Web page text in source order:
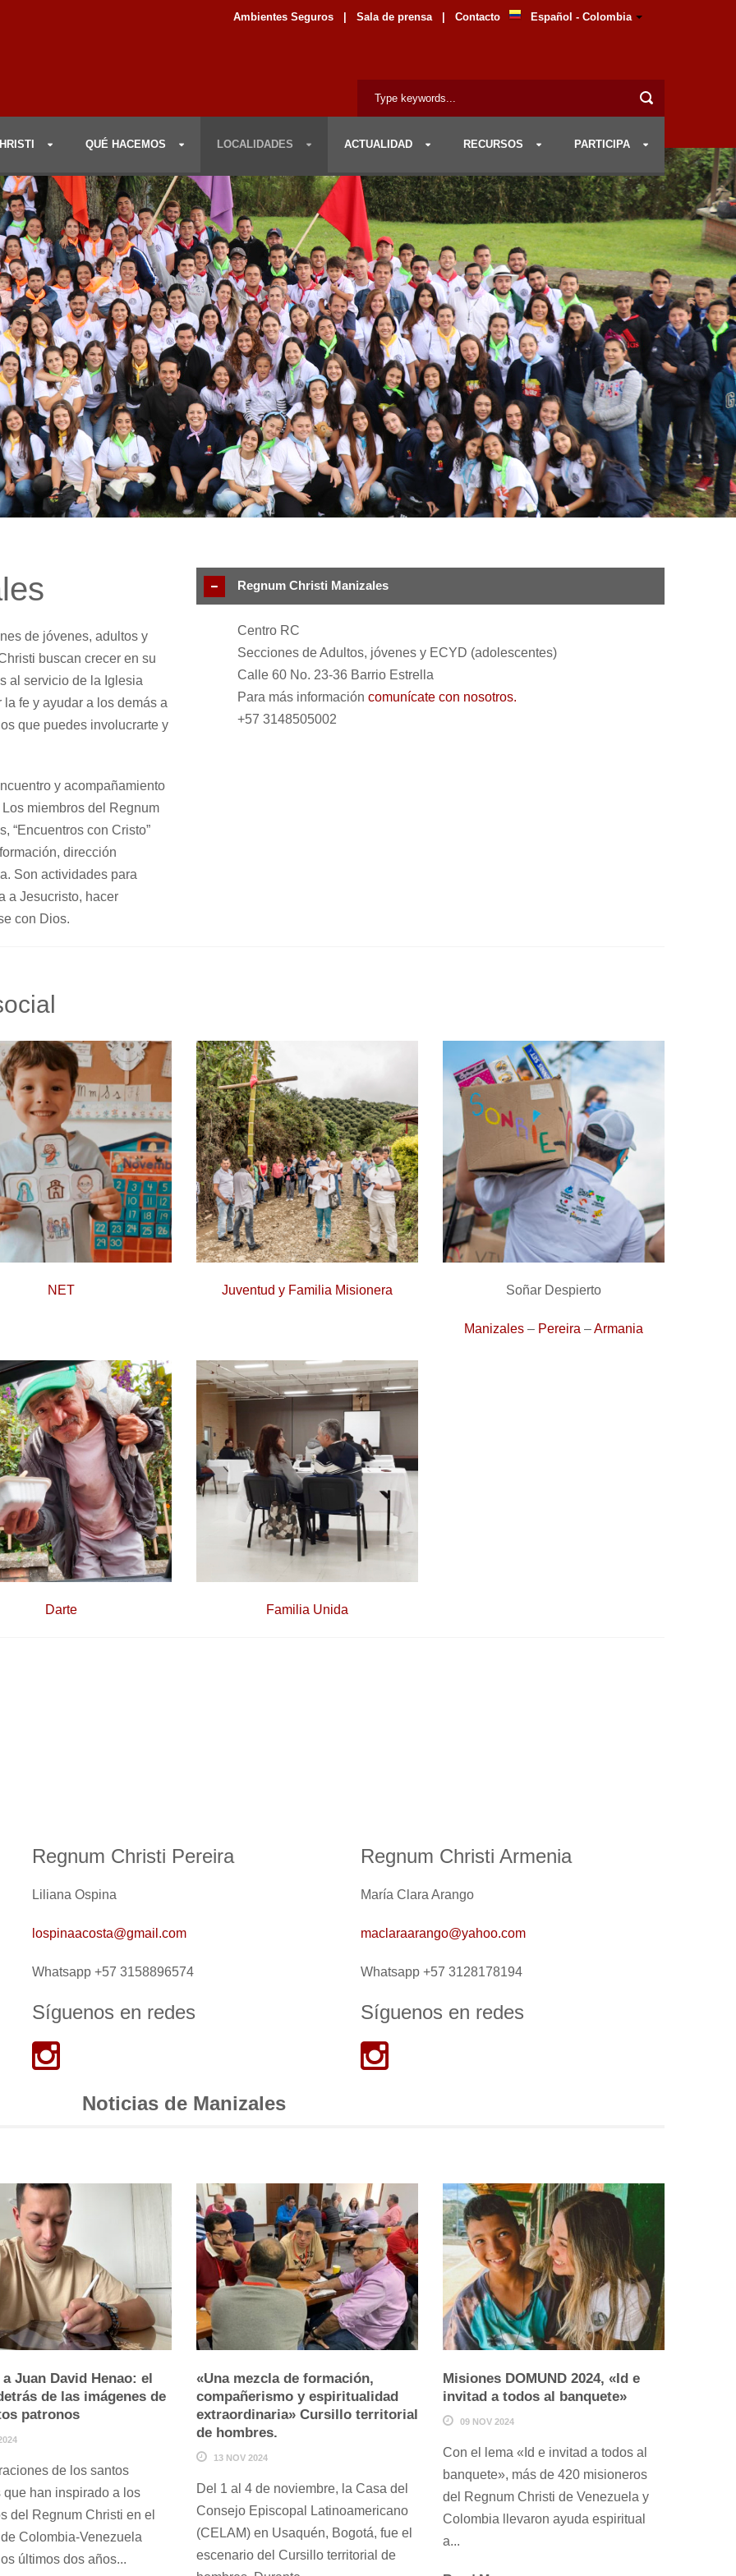
Ambientes Seguros Sala de prensa Contacto Español - Colombia
QUÉ HACEMOS LOCALIDADES ACTUALIDAD RECURSOS PARTICIPA
de jóvenes, adultos y
buscan crecer en su
al servicio de la Iglesia
fe y ayudar a los demás a
que puedes involucrarte y
y acompañamiento
miembros del Regnum
“Encuentros con Cristo”
dirección
Son actividades para
a Jesucristo, hacer
con Dios.
Regnum Christi Manizales
Centro RC
Secciones de Adultos, jóvenes y ECYD (adolescentes)
Calle 60 No. 23-36 Barrio Estrella
Para más información comunícate con nosotros.
+57 3148505002
NET Juventud y Familia Misionera Soñar Despierto
Manizales – Pereira –Armania
Darte Familia Unida
Regnum Christi Pereira
Liliana Ospina
lospinaacosta@gmail.com
Whatsapp +57 3158896574
Síguenos en redes
Regnum Christi Armenia
María Clara Arango
maclaraarango@yahoo.com
Whatsapp +57 3128178194
Síguenos en redes
Noticias de Manizales
Juan David Henao: el
de las imágenes de
patronos
de los santos
que han inspirado a los
del Regnum Christi en el
Colombia-Venezuela
últimos dos años...
«Una mezcla de formación,
compañerismo y espiritualidad
extraordinaria» Cursillo territorial
de hombres.
13 NOV 2024
Del 1 al 4 de noviembre, la Casa del
Consejo Episcopal Latinoamericano
(CELAM) en Usaquén, Bogotá, fue el
escenario del Cursillo territorial de
Misiones DOMUND 2024, «Id e
invitad a todos al banquete»
09 NOV 2024
Con el lema «Id e invitad a todos al
banquete», más de 420 misioneros
del Regnum Christi de Venezuela y
Colombia llevaron ayuda espiritual
a...